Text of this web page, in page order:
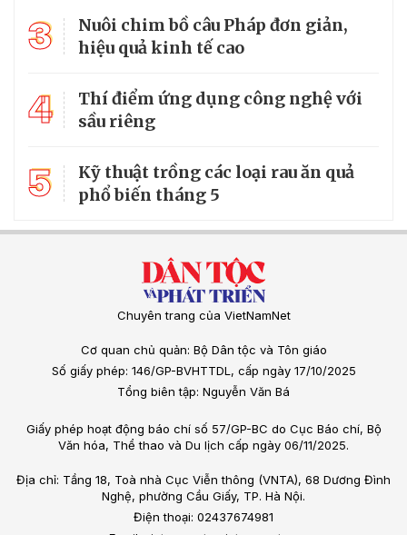
3
Nuôi chim bồ câu Pháp đơn giản,
hiệu quả kinh tế cao
4
Thí điểm ứng dụng công nghệ với
sầu riêng
5
Kỹ thuật trồng các loại rau ăn quả
phổ biến tháng 5
Chuyên trang của VietNamNet
Cơ quan chủ quản: Bộ Dân tộc và Tôn giáo
Số giấy phép: 146/GP-BVHTTDL, cấp ngày 17/10/2025
Tổng biên tập: Nguyễn Văn Bá
Giấy phép hoạt động báo chí số 57/GP-BC do Cục Báo chí, Bộ
Văn hóa, Thể thao và Du lịch cấp ngày 06/11/2025.
Địa chỉ: Tầng 18, Toà nhà Cục Viễn thông (VNTA), 68 Dương Đình
Nghệ, phường Cầu Giấy, TP. Hà Nội.
Điện thoại: 02437674981